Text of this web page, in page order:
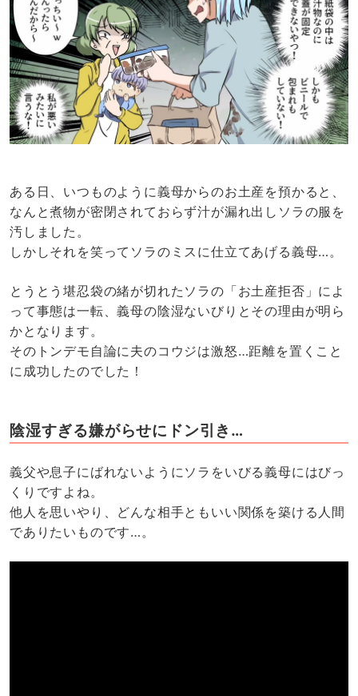
ある日、いつものように義母からのお土産を預かると、
なんと煮物が密閉されておらず汁が漏れ出しソラの服を
汚しました。
しかしそれを笑ってソラのミスに仕立てあげる義母…。
とうとう堪忍袋の緒が切れたソラの「お土産拒否」によ
って事態は一転、義母の陰湿ないびりとその理由が明ら
かとなります。
そのトンデモ自論に夫のコウジは激怒…距離を置くこと
に成功したのでした！
陰湿すぎる嫌がらせにドン引き…
義父や息子にばれないようにソラをいびる義母にはびっ
くりですよね。
他人を思いやり、どんな相手ともいい関係を築ける人間
でありたいものです…。